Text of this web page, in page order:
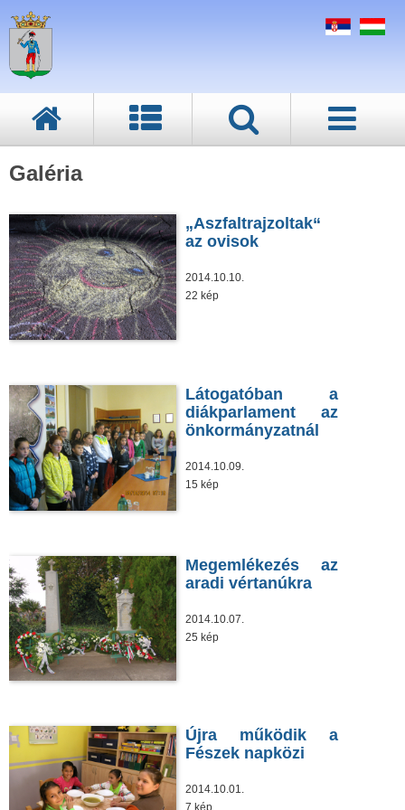
Galéria
„Aszfaltrajzoltak“
az ovisok
2014.10.10.
22 kép
Látogatóban a
diákparlament az
önkormányzatnál
2014.10.09.
15 kép
Megemlékezés az
aradi vértanúkra
2014.10.07.
25 kép
Újra működik a
Fészek napközi
2014.10.01.